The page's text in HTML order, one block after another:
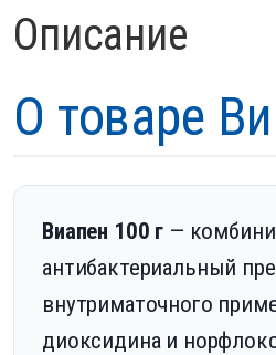
Описание
О товаре
Виапен 100 г —
антибактериальный
внутриматочного
диоксидина и